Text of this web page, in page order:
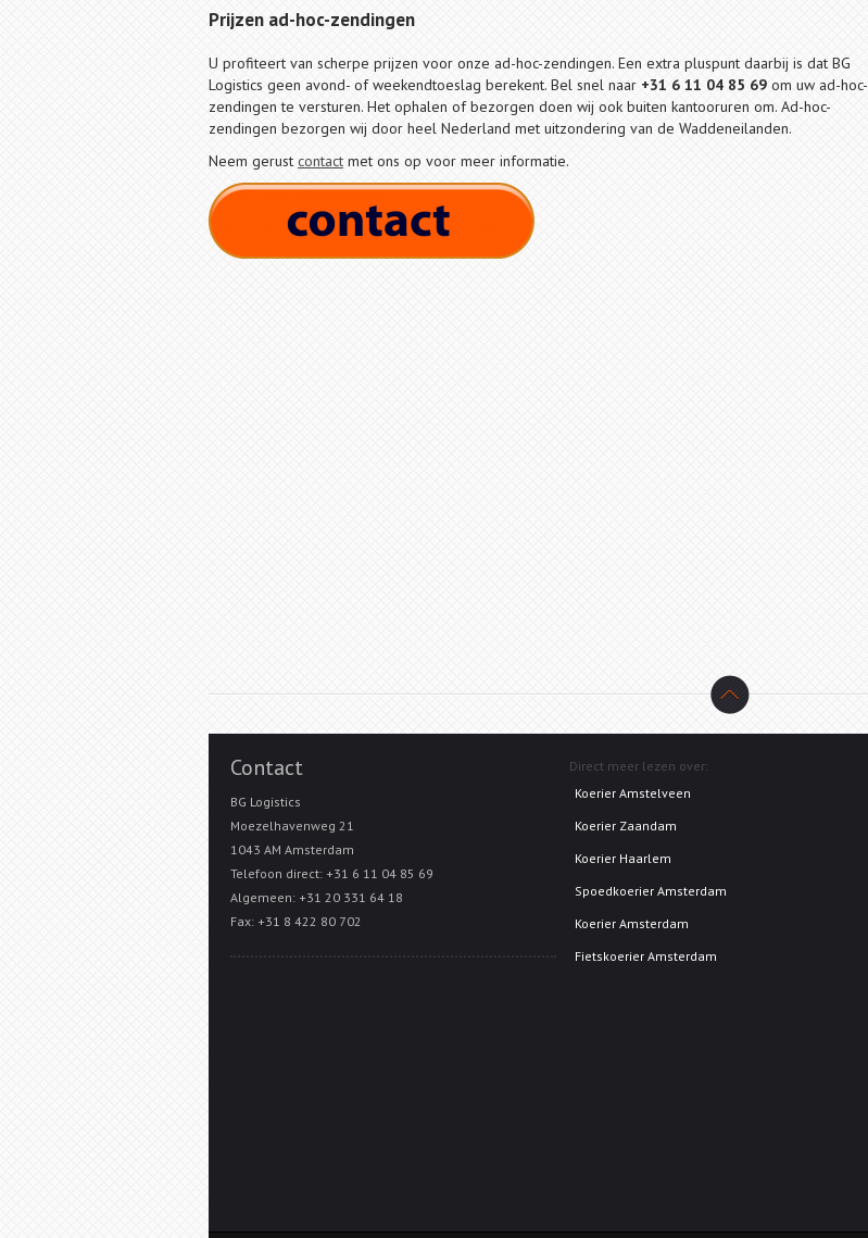
Prijzen ad-hoc-zendingen
U profiteert van scherpe prijzen voor onze ad-hoc-zendingen. Een extra pluspunt daarbij is dat BG
Logistics geen avond- of weekendtoeslag berekent. Bel snel naar +31 6 11 04 85 69 om uw ad-hoc-
zendingen te versturen. Het ophalen of bezorgen doen wij ook buiten kantooruren om. Ad-hoc-
zendingen bezorgen wij door heel Nederland met uitzondering van de Waddeneilanden.
Neem gerustcontact met ons op voor meer informatie.
Contact
BG Logistics
Moezelhavenweg 21
1043 AM Amsterdam
Telefoon direct: +31 6 11 04 85 69
Algemeen: +31 20 331 64 18
Fax: +31 8 422 80 702
Direct meer lezen over:
Koerier Amstelveen
Koerier Zaandam
Koerier Haarlem
Spoedkoerier Amsterdam
Koerier Amsterdam
Fietskoerier Amsterdam